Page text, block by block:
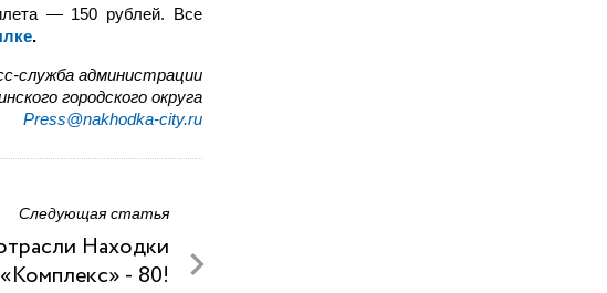
— 150 рублей. Все
.
служба администрации
городского округа
Press@nakhodka-city.ru
Следующая статья
Находки
- 80!